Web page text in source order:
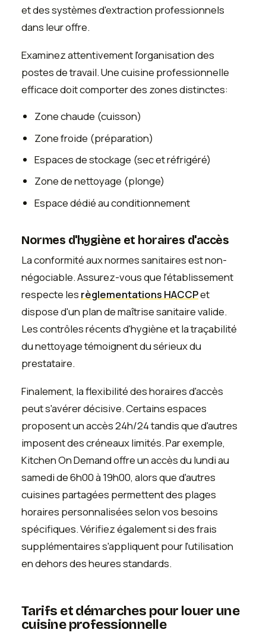
et des systèmes d'extraction professionnels
dans leur offre.
Examinez attentivement l'organisation des
postes de travail. Une cuisine professionnelle
efficace doit comporter des zones distinctes:
Zone chaude (cuisson)
Zone froide (préparation)
Espaces de stockage (sec et réfrigéré)
Zone de nettoyage (plonge)
Espace dédié au conditionnement
Normes d'hygiène et horaires d'accès
La conformité aux normes sanitaires est non-
négociable. Assurez-vous que l'établissement
respecte les règlementations HACCPet
dispose d'un plan de maîtrise sanitaire valide.
Les contrôles récents d'hygiène et la traçabilité
du nettoyage témoignent du sérieux du
prestataire.
Finalement, la flexibilité des horaires d'accès
peut s'avérer décisive. Certains espaces
proposent un accès 24h/24 tandis que d'autres
imposent des créneaux limités. Par exemple,
Kitchen On Demand offre un accès du lundi au
samedi de 6h00 à 19h00, alors que d'autres
cuisines partagées permettent des plages
horaires personnalisées selon vos besoins
spécifiques. Vérifiez également si des frais
supplémentaires s'appliquent pour l'utilisation
en dehors des heures standards.
Tarifs et démarches pour louer une
cuisine professionnelle